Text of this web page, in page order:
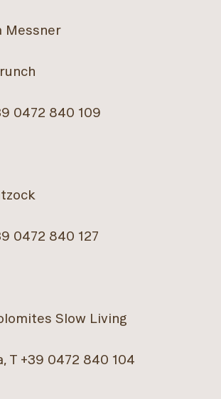
Messner
0472 840 109
0472 840 127
Slow Living
T +39 0472 840 104